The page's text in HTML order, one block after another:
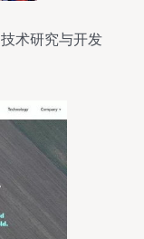
术研究与开发